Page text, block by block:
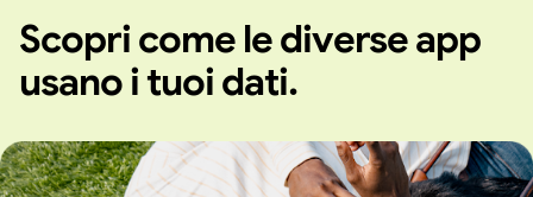
Scopri come le diverse app
usano i tuoi dati.